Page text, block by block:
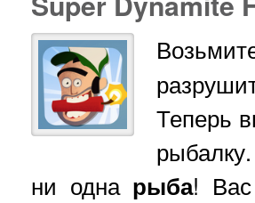
Теперь
ни одна рыба!